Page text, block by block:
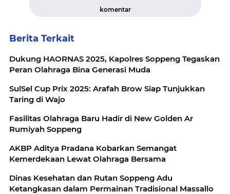
komentar
Berita Terkait
Dukung HAORNAS 2025, Kapolres Soppeng Tegaskan
Peran Olahraga Bina Generasi Muda
SulSel Cup Prix 2025: Arafah Brow Siap Tunjukkan
Taring di Wajo
Fasilitas Olahraga Baru Hadir di New Golden Ar
Rumiyah Soppeng
AKBP Aditya Pradana Kobarkan Semangat
Kemerdekaan Lewat Olahraga Bersama
Dinas Kesehatan dan Rutan Soppeng Adu
Ketangkasan dalam Permainan Tradisional Massallo